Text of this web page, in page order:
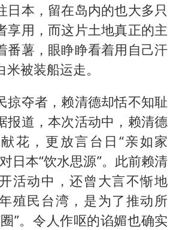
日本，留在岛内的也大多只
享用，而这片土地真正的主
番薯，眼睁睁看着用自己汗
被装船运走。
掠夺者，赖清德却恬不知耻
报道，本次活动中，赖清德
花，更放言台日“亲如家
日本“饮水思源”。此前赖清
活动中，还曾大言不惭地
殖民台湾，是为了推动所
”。令人作呕的谄媚也确实